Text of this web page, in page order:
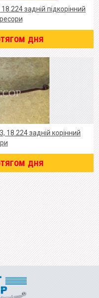
задній підкорінний
дня
18.224 задній корінний
дня